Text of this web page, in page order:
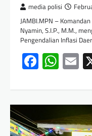
media polisi
JAMBI.MPN –
Nyamin, S.I.P., M.M.,
Pengendalian Inflasi